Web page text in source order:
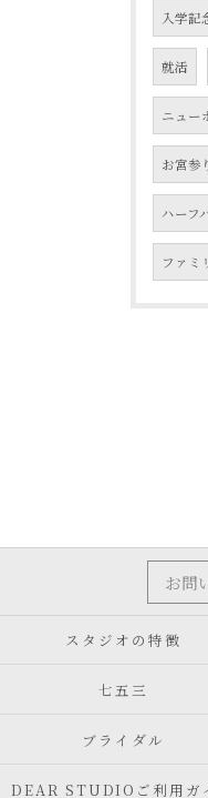
入学記
就活
ニュー
お宮参
ハーフ
ファミ
お問
スタジオの特徴
七五三
ブライダル
DEAR STUDIOご利用ガ